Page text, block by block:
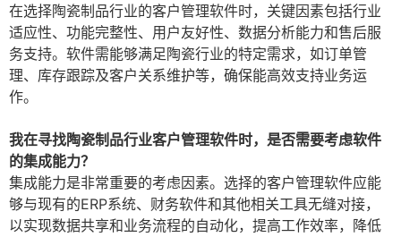
在选择陶瓷制品行业的客户管理软件时，关键因素包括行业
适应性、功能完整性、用户友好性、数据分析能力和售后服
务支持。软件需能够满足陶瓷行业的特定需求，如订单管
理、库存跟踪及客户关系维护等，确保能高效支持业务运
作。
我在寻找陶瓷制品行业客户管理软件时，是否需要考虑软件
的集成能力？
集成能力是非常重要的考虑因素。选择的客户管理软件应能
够与现有的ERP系统、财务软件和其他相关工具无缝对接，
以实现数据共享和业务流程的自动化，提高工作效率，降低